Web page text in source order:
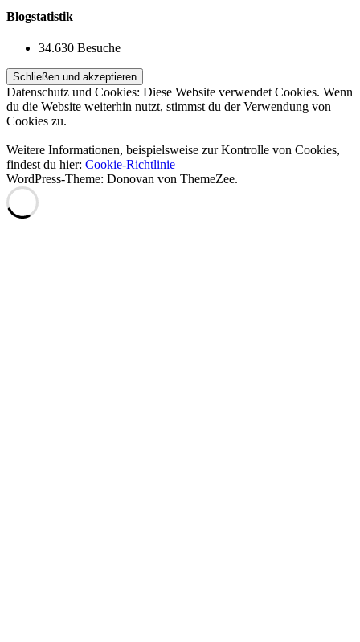
Blogstatistik
34.630 Besuche
Datenschutz und Cookies: Diese Website verwendet Cookies. Wenn
du die Website weiterhin nutzt, stimmst du der Verwendung von
Cookies zu.
Weitere Informationen, beispielsweise zur Kontrolle von Cookies,
findest du hier: Cookie-Richtlinie
WordPress-Theme: Donovan von ThemeZee.